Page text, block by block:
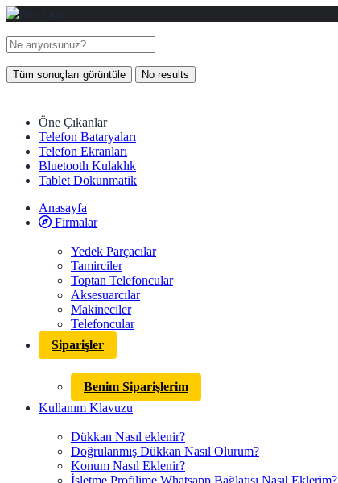
Tüm sonuçları görüntüle No results
Öne Çıkanlar
Telefon Bataryaları
Telefon Ekranları
Bluetooth Kulaklık
Tablet Dokunmatik
Anasayfa
Firmalar
Yedek Parçacılar
Tamirciler
Toptan Telefoncular
Aksesuarcılar
Makineciler
Telefoncular
Siparişler
Benim Siparişlerim
Kullanım Klavuzu
Dükkan Nasıl eklenir?
Doğrulanmış Dükkan Nasıl Olurum?
Konum Nasıl Eklenir?
İşletme Profilime Whatsapp Bağlatısı Nasıl Eklerim?